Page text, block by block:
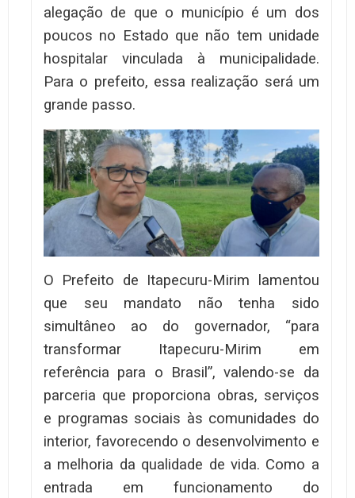
alegação de que o município é um dos
poucos no Estado que não tem unidade
hospitalar vinculada à municipalidade.
Para o prefeito, essa realização será um
grande passo.
O Prefeito de Itapecuru-Mirim lamentou
que seu mandato não tenha sido
simultâneo ao do governador, “para
transformar Itapecuru-Mirim em
referência para o Brasil”, valendo-se da
parceria que proporciona obras, serviços
e programas sociais às comunidades do
interior, favorecendo o desenvolvimento e
a melhoria da qualidade de vida. Como a
entrada em funcionamento do